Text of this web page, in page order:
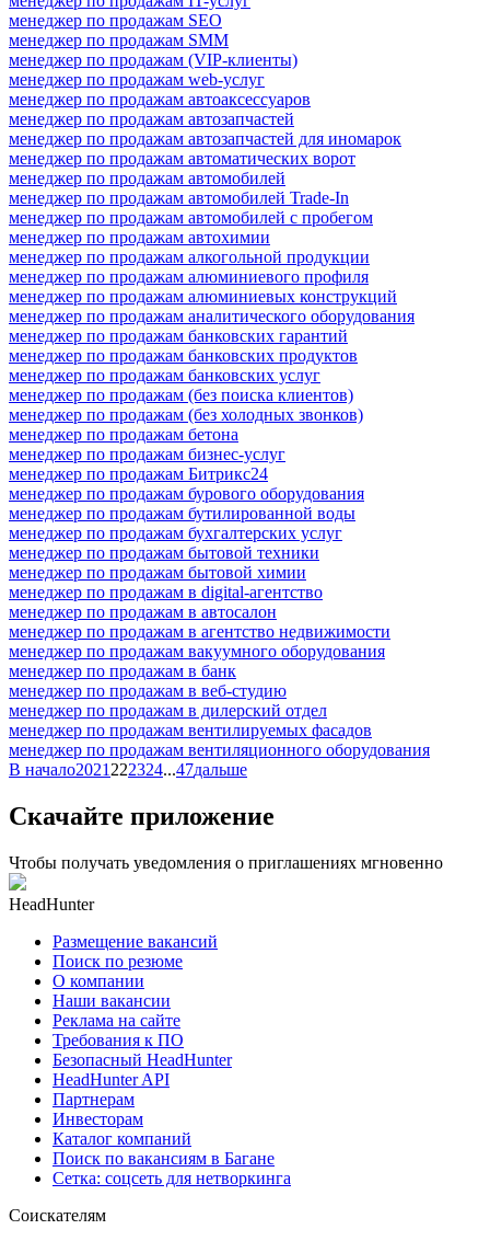
менеджер по продажам SEO
менеджер по продажам SMM
менеджер по продажам (VIP-клиенты)
менеджер по продажам web-услуг
менеджер по продажам автоаксессуаров
менеджер по продажам автозапчастей
менеджер по продажам автозапчастей для иномарок
менеджер по продажам автоматических ворот
менеджер по продажам автомобилей
менеджер по продажам автомобилей Trade-In
менеджер по продажам автомобилей с пробегом
менеджер по продажам автохимии
менеджер по продажам алкогольной продукции
менеджер по продажам алюминиевого профиля
менеджер по продажам алюминиевых конструкций
менеджер по продажам аналитического оборудования
менеджер по продажам банковских гарантий
менеджер по продажам банковских продуктов
менеджер по продажам банковских услуг
менеджер по продажам (без поиска клиентов)
менеджер по продажам (без холодных звонков)
менеджер по продажам бетона
менеджер по продажам бизнес-услуг
менеджер по продажам Битрикс24
менеджер по продажам бурового оборудования
менеджер по продажам бутилированной воды
менеджер по продажам бухгалтерских услуг
менеджер по продажам бытовой техники
менеджер по продажам бытовой химии
менеджер по продажам в digital-агентство
менеджер по продажам в автосалон
менеджер по продажам в агентство недвижимости
менеджер по продажам вакуумного оборудования
менеджер по продажам в банк
менеджер по продажам в веб-студию
менеджер по продажам в дилерский отдел
менеджер по продажам вентилируемых фасадов
менеджер по продажам вентиляционного оборудования
В начало2021 222324...47дальше
Скачайте приложение
Чтобы получать уведомления о приглашениях мгновенно
HeadHunter
Размещение вакансий
Поиск по резюме
О компании
Наши вакансии
Реклама на сайте
Требования к ПО
Безопасный HeadHunter
HeadHunter API
Партнерам
Инвесторам
Каталог компаний
Поиск по вакансиям в Багане
Сетка: соцсеть для нетворкинга
Соискателям